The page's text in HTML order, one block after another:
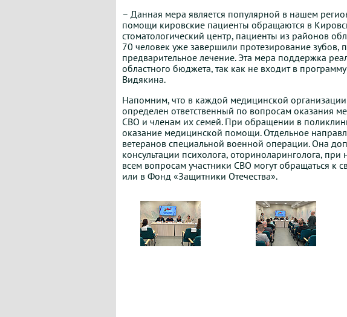
– Данная мера является популярной в нашем
помощи кировские пациенты обращаются в
стоматологический центр, пациенты из районов
70 человек уже завершили протезирование зубов,
предварительное лечение. Эта мера поддержка
областного бюджета, так как не входит в
Видякина.
Напомним, что в каждой медицинской организации
определен ответственный по вопросам оказания
СВО и членам их семей. При обращении в
оказание медицинской помощи. Отдельное
ветеранов специальной военной операции. Она
консультации психолога, оториноларинголога,
всем вопросам участники СВО могут обращаться к
или в Фонд «Защитники Отечества».